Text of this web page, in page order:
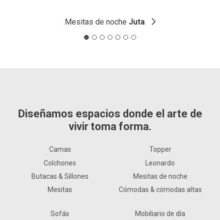
Mesitas de noche Juta
Diseñamos espacios donde el arte de
vivir toma forma.
Camas
Colchones
Butacas & Sillones
Mesitas
Topper
Leonardo
Mesitas de noche
Cómodas & cómodas altas
Sofás
Mobiliario de día